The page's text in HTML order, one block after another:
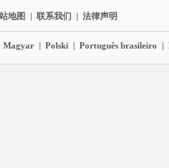
地图 | 联系我们 | 法律声明
Magyar | Polski | Português brasileiro |